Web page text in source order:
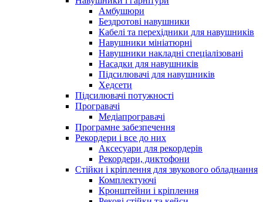
Амбушюри
Бездротові навушники
Кабелі та перехідники для навушників
Навушники мініатюрні
Навушники накладні спеціалізовані
Насадки для навушників
Підсилювачі для навушників
Хедсети
Підсилювачі потужності
Програвачі
Медіапрогравачі
Програмне забезпечення
Рекордери і все до них
Аксесуари для рекордерів
Рекордери, диктофони
Стійки і кріплення для звукового обладнання
Комплектуючі
Кронштейни і кріплення